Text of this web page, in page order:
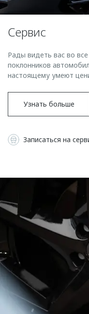
Одежда и сувениры
Оригинальные
Запчасти
Клиентская поддержка
O&J Автоклуб
Приложение O&J
Аксессуары
Обратная связь
Сервис
Рады видеть вас во
поклонников
настоящему умеют
Узнать больше
Записаться на